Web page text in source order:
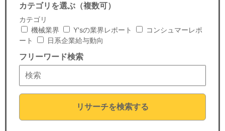
日本人にPR
コンサルティング
リサーチ
セミナー
カテゴリを選ぶ（複数可）
カテゴリ
機械業界
Y'sの業界レポート
コンシュマーレポ
ート
日系企業給与動向
フリーワード検索
リサーチを検索する